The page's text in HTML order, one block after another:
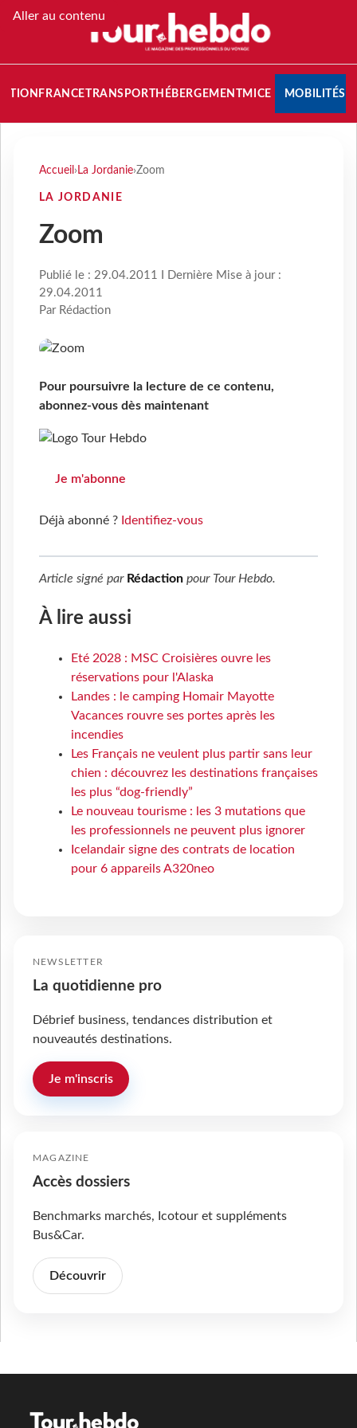
Aller au contenu
FRANCETRANSPORT HÉBERGEMENTMICE MOBILITÉS
Accueil › La Jordanie›Zoom
LA JORDANIE
Zoom
Publié le : 29.04.2011 I Dernière Mise à jour :
29.04.2011
Par Rédaction
Pour poursuivre la lecture de ce contenu,
abonnez-vous dès maintenant
Je m'abonne
Déjà abonné ? Identifiez-vous
Article signé par Rédaction pour Tour Hebdo.
À lire aussi
Eté 2028 : MSC Croisières ouvre les
réservations pour l'Alaska
Landes : le camping Homair Mayotte
Vacances rouvre ses portes après les
incendies
Les Français ne veulent plus partir sans leur
chien : découvrez les destinations françaises
les plus “dog-friendly”
Le nouveau tourisme : les 3 mutations que
les professionnels ne peuvent plus ignorer
Icelandair signe des contrats de location
pour 6 appareils A320neo
NEWSLETTER
La quotidienne pro
Débrief business, tendances distribution et
nouveautés destinations.
Je m'inscris
MAGAZINE
Accès dossiers
Benchmarks marchés, Icotour et suppléments
Bus&Car.
Découvrir